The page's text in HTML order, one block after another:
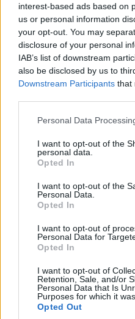
interest-based ads based on
us or personal information
your opt-out. You may
disclosure of your personal
IAB’s list of downstream
also be disclosed by us to
Downstream Participants that
Please note that this
not limited to your visit or
grant or deny consent to
use your data for below
consent section.
Personal Data
I want to opt-out of the
personal data.
Opted In
I want to opt-out of the
Personal Data.
Opted In
I want to opt-out of
Personal Data for
Opted In
I want to opt-out of
Retention, Sale, and/or
Personal Data that Is
Purposes for which it
Opted Out
a magány, a szenvedés, a
kiszolgáltatottság.
Tömör, letisztult költői
számára a magyar
tartozik az Apokrif és a
megajándékozott
Egy személyes, figyelmes
Egy elegáns toll, minőségi
kedvelő János számára
vagy minőségi whisky is
iránt érdeklődőknek
fűszerválogatás vagy
A közös program szintén